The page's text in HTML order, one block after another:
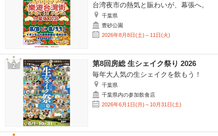
台湾夜市の熱気と賑わいが、幕張へ。
千葉県
豊砂公園
2026年8月8日(土)～11日(火)
第8回房総 生シェイク祭り 2026
毎年大人気の生シェイクを飲もう！
千葉県
千葉県内の参加飲食店
2026年6月1日(月)～10月31日(土)